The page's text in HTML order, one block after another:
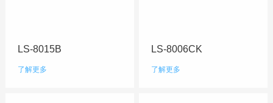
LS-8015B
了解更多
LS-8006CK
了解更多